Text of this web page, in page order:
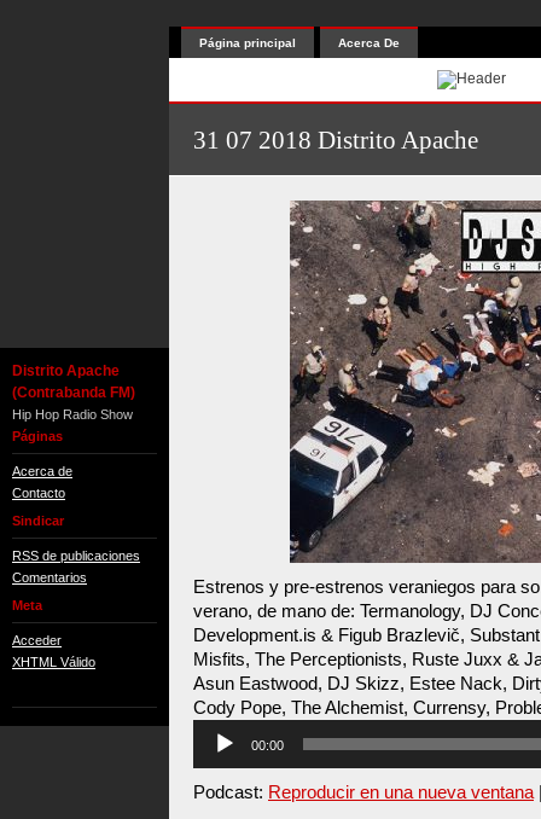
Distrito Apache
(Contrabanda FM)
Hip Hop Radio Show
Páginas
Acerca de
Contacto
Sindicar
RSS de publicaciones
Comentarios
Meta
Acceder
XHTML Válido
Página principal Acerca De
31 07 2018 Distrito Apache
Estrenos y pre-estrenos veraniegos para
verano, de mano de: Termanology, DJ
Development.is & Figub Brazlevič,
Misfits, The Perceptionists, Ruste Juxx &
Asun Eastwood, DJ Skizz, Estee Nack,
Cody Pope, The Alchemist, Currensy,
Reproductor
audio
00:00
Podcast: Reproducir en una nueva ventana